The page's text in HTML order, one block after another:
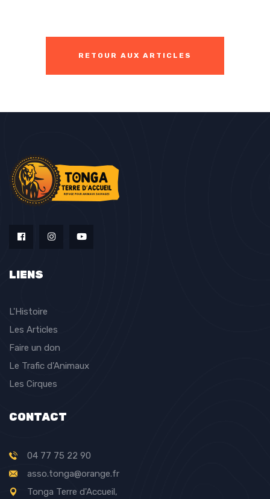
RETOUR AUX ARTICLES
LIENS
L'Histoire
Les Articles
Faire un don
Le Trafic d'Animaux
Les Cirques
CONTACT
04 77 75 22 90
asso.tonga@orange.fr
Tonga Terre d'Accueil,